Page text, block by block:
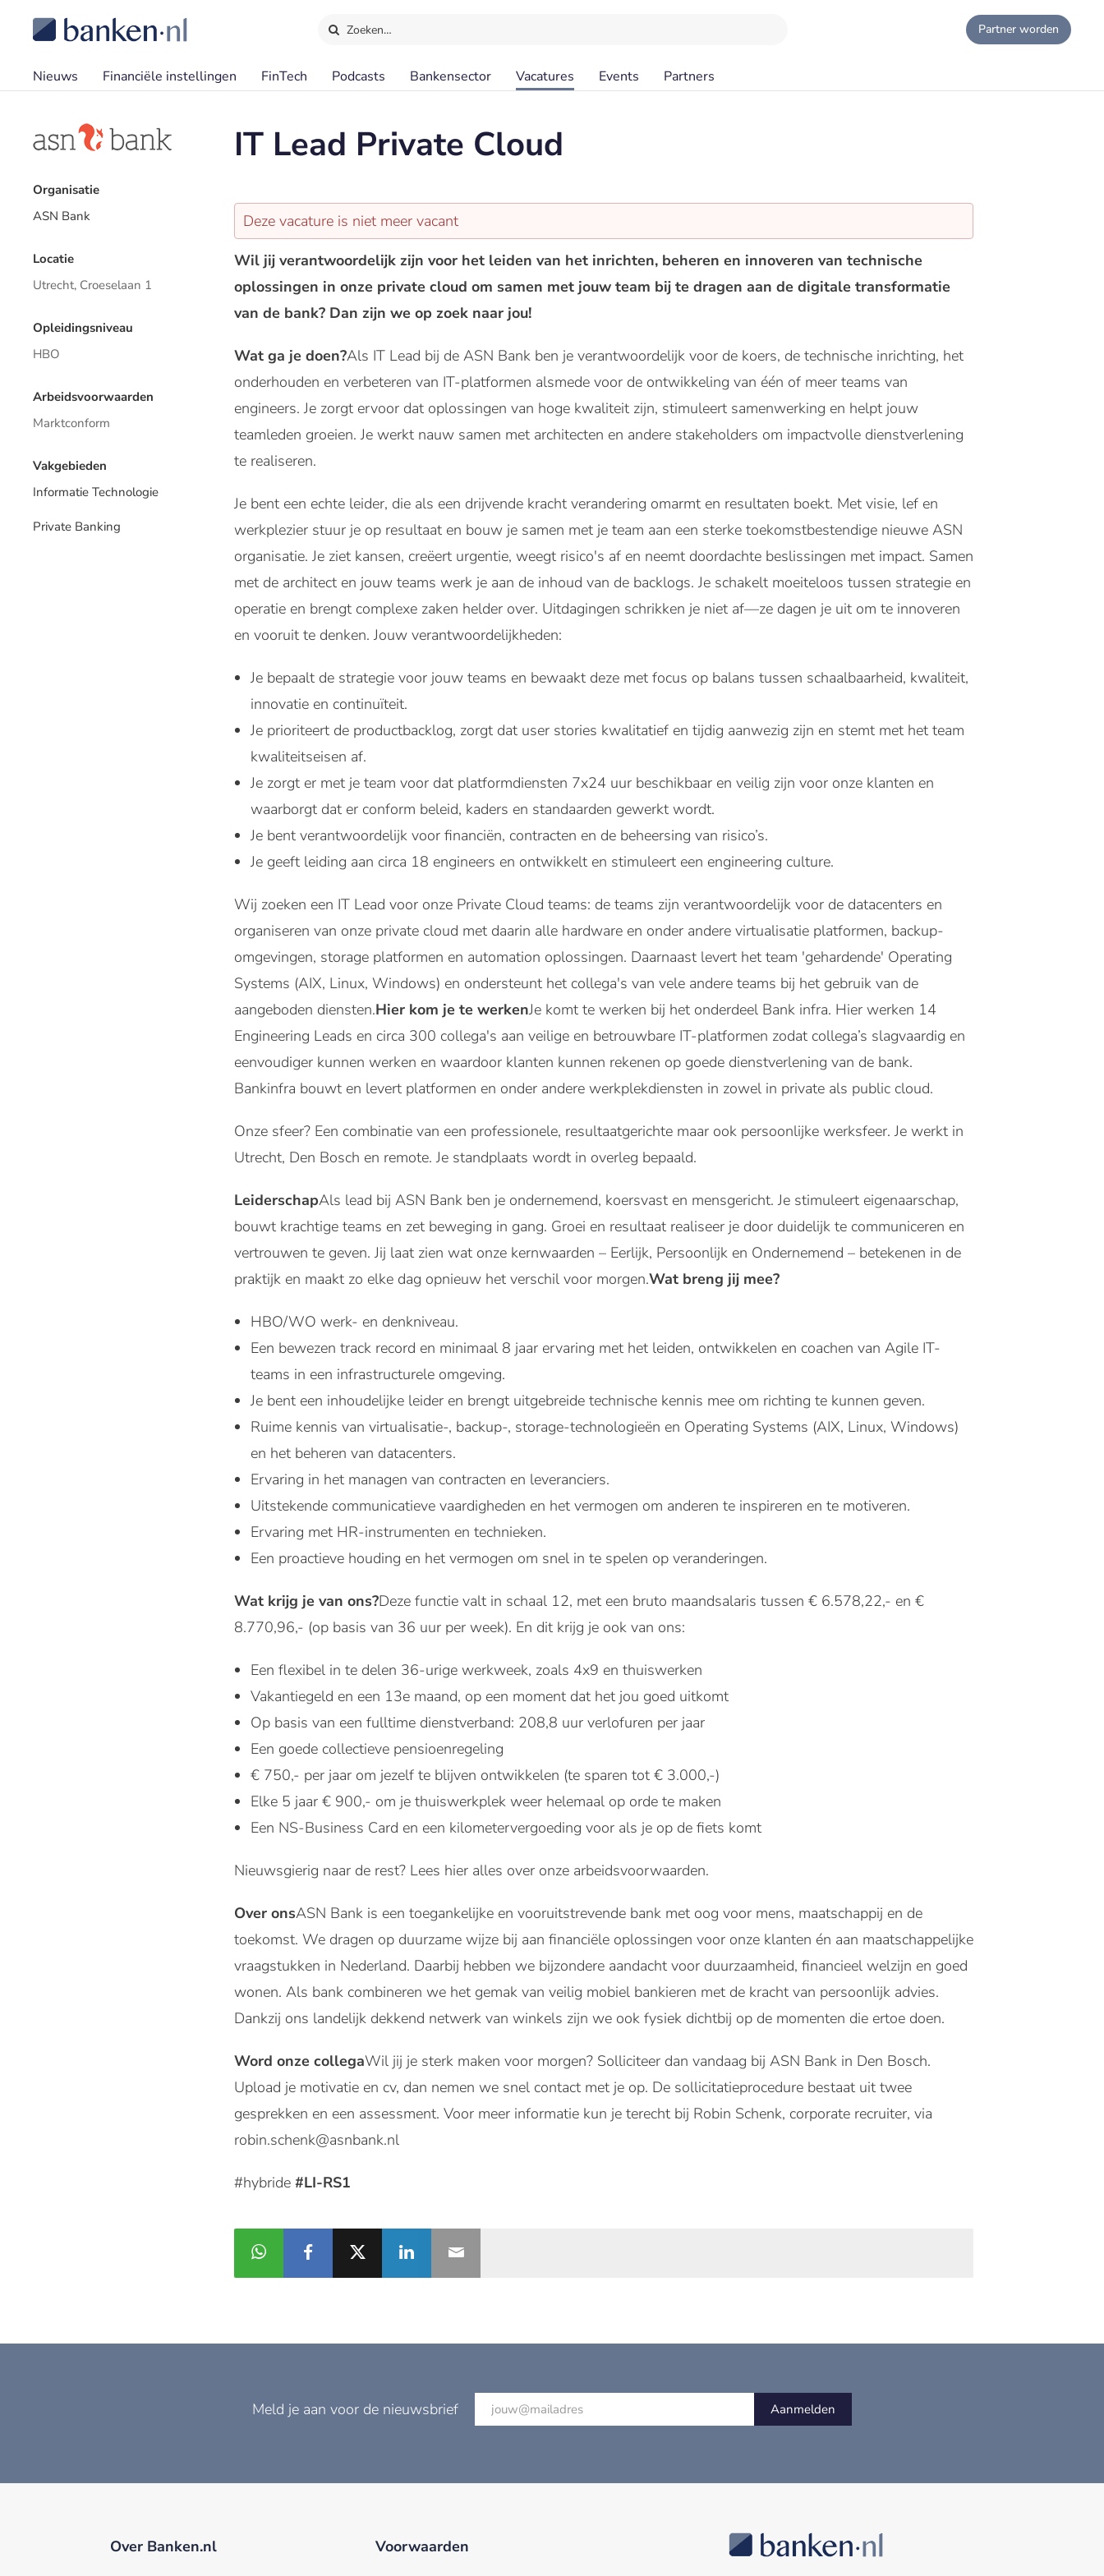
Zoeken… Partner worden
Nieuws Financiële instellingen FinTech Podcasts Bankensector Vacatures Events Partners
IT Lead Private Cloud
Organisatie
ASN Bank
Locatie
Utrecht, Croeselaan 1
Opleidingsniveau
HBO
Arbeidsvoorwaarden
Marktconform
Vakgebieden
Informatie Technologie
Private Banking
Deze vacature is niet meer vacant
Wil jij verantwoordelijk zijn voor het leiden van het inrichten, beheren en innoveren van technische
oplossingen in onze private cloud om samen met jouw team bij te dragen aan de digitale transformatie
van de bank? Dan zijn we op zoek naar jou!
Wat ga je doen?Als IT Lead bij de ASN Bank ben je verantwoordelijk voor de koers, de technische inrichting, het
onderhouden en verbeteren van IT-platformen alsmede voor de ontwikkeling van één of meer teams van
engineers. Je zorgt ervoor dat oplossingen van hoge kwaliteit zijn, stimuleert samenwerking en helpt jouw
teamleden groeien. Je werkt nauw samen met architecten en andere stakeholders om impactvolle dienstverlening
te realiseren.
Je bent een echte leider, die als een drijvende kracht verandering omarmt en resultaten boekt. Met visie, lef en
werkplezier stuur je op resultaat en bouw je samen met je team aan een sterke toekomstbestendige nieuwe ASN
organisatie. Je ziet kansen, creëert urgentie, weegt risico's af en neemt doordachte beslissingen met impact. Samen
met de architect en jouw teams werk je aan de inhoud van de backlogs. Je schakelt moeiteloos tussen strategie en
operatie en brengt complexe zaken helder over. Uitdagingen schrikken je niet af—ze dagen je uit om te innoveren
en vooruit te denken. Jouw verantwoordelijkheden:
Je bepaalt de strategie voor jouw teams en bewaakt deze met focus op balans tussen schaalbaarheid, kwaliteit,
innovatie en continuïteit.
Je prioriteert de productbacklog, zorgt dat user stories kwalitatief en tijdig aanwezig zijn en stemt met het team
kwaliteitseisen af.
Je zorgt er met je team voor dat platformdiensten 7x24 uur beschikbaar en veilig zijn voor onze klanten en
waarborgt dat er conform beleid, kaders en standaarden gewerkt wordt.
Je bent verantwoordelijk voor financiën, contracten en de beheersing van risico’s.
Je geeft leiding aan circa 18 engineers en ontwikkelt en stimuleert een engineering culture.
Wij zoeken een IT Lead voor onze Private Cloud teams: de teams zijn verantwoordelijk voor de datacenters en
organiseren van onze private cloud met daarin alle hardware en onder andere virtualisatie platformen, backup-
omgevingen, storage platformen en automation oplossingen. Daarnaast levert het team 'gehardende' Operating
Systems (AIX, Linux, Windows) en ondersteunt het collega's van vele andere teams bij het gebruik van de
aangeboden diensten.Hier kom je te werkenJe komt te werken bij het onderdeel Bank infra. Hier werken 14
Engineering Leads en circa 300 collega's aan veilige en betrouwbare IT-platformen zodat collega’s slagvaardig en
eenvoudiger kunnen werken en waardoor klanten kunnen rekenen op goede dienstverlening van de bank.
Bankinfra bouwt en levert platformen en onder andere werkplekdiensten in zowel in private als public cloud.
Onze sfeer? Een combinatie van een professionele, resultaatgerichte maar ook persoonlijke werksfeer. Je werkt in
Utrecht, Den Bosch en remote. Je standplaats wordt in overleg bepaald.
LeiderschapAls lead bij ASN Bank ben je ondernemend, koersvast en mensgericht. Je stimuleert eigenaarschap,
bouwt krachtige teams en zet beweging in gang. Groei en resultaat realiseer je door duidelijk te communiceren en
vertrouwen te geven. Jij laat zien wat onze kernwaarden – Eerlijk, Persoonlijk en Ondernemend – betekenen in de
praktijk en maakt zo elke dag opnieuw het verschil voor morgen.Wat breng jij mee?
HBO/WO werk- en denkniveau.
Een bewezen track record en minimaal 8 jaar ervaring met het leiden, ontwikkelen en coachen van Agile IT-
teams in een infrastructurele omgeving.
Je bent een inhoudelijke leider en brengt uitgebreide technische kennis mee om richting te kunnen geven.
Ruime kennis van virtualisatie-, backup-, storage-technologieën en Operating Systems (AIX, Linux, Windows)
en het beheren van datacenters.
Ervaring in het managen van contracten en leveranciers.
Uitstekende communicatieve vaardigheden en het vermogen om anderen te inspireren en te motiveren.
Ervaring met HR-instrumenten en technieken.
Een proactieve houding en het vermogen om snel in te spelen op veranderingen.
Wat krijg je van ons?Deze functie valt in schaal 12, met een bruto maandsalaris tussen € 6.578,22,- en €
8.770,96,- (op basis van 36 uur per week). En dit krijg je ook van ons:
Een flexibel in te delen 36-urige werkweek, zoals 4x9 en thuiswerken
Vakantiegeld en een 13e maand, op een moment dat het jou goed uitkomt
Op basis van een fulltime dienstverband: 208,8 uur verlofuren per jaar
Een goede collectieve pensioenregeling
€ 750,- per jaar om jezelf te blijven ontwikkelen (te sparen tot € 3.000,-)
Elke 5 jaar € 900,- om je thuiswerkplek weer helemaal op orde te maken
Een NS-Business Card en een kilometervergoeding voor als je op de fiets komt
Nieuwsgierig naar de rest? Lees hier alles over onze arbeidsvoorwaarden.
Over onsASN Bank is een toegankelijke en vooruitstrevende bank met oog voor mens, maatschappij en de
toekomst. We dragen op duurzame wijze bij aan financiële oplossingen voor onze klanten én aan maatschappelijke
vraagstukken in Nederland. Daarbij hebben we bijzondere aandacht voor duurzaamheid, financieel welzijn en goed
wonen. Als bank combineren we het gemak van veilig mobiel bankieren met de kracht van persoonlijk advies.
Dankzij ons landelijk dekkend netwerk van winkels zijn we ook fysiek dichtbij op de momenten die ertoe doen.
Word onze collegaWil jij je sterk maken voor morgen? Solliciteer dan vandaag bij ASN Bank in Den Bosch.
Upload je motivatie en cv, dan nemen we snel contact met je op. De sollicitatieprocedure bestaat uit twee
gesprekken en een assessment. Voor meer informatie kun je terecht bij Robin Schenk, corporate recruiter, via
robin.schenk@asnbank.nl
#hybride #LI-RS1
Meld je aan voor de nieuwsbrief Aanmelden
Over Banken.nl Voorwaarden